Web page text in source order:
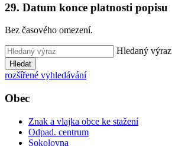
29. Datum konce platnosti popisu
Bez časového omezení.
Hledaný výraz
Hledat
rozšířené vyhledávání
Obec
Znak a vlajka obce ke stažení
Odpad. centrum
Sokolovna